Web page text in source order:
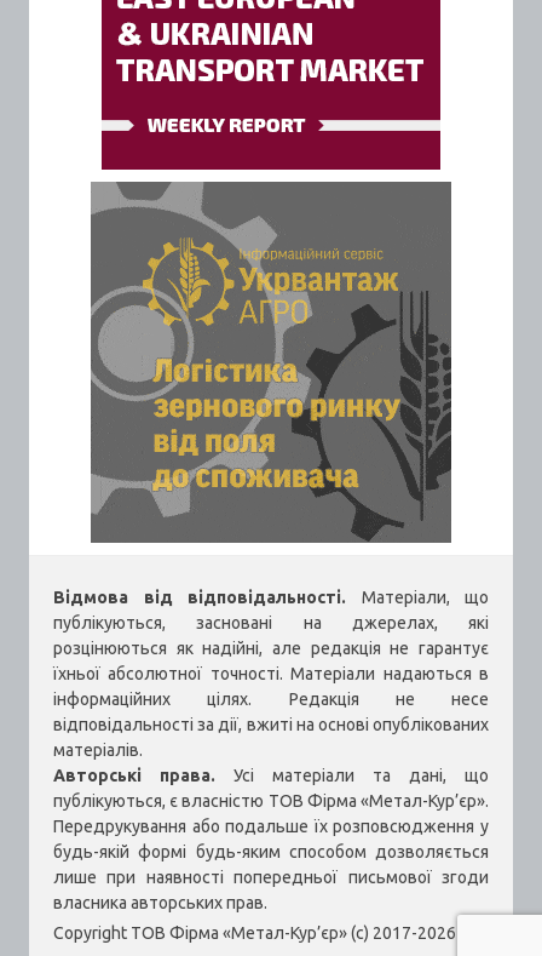
Відмова від відповідальності. Матеріали, що
публікуються, засновані на джерелах, які
розцінюються як надійні, але редакція не гарантує
їхньої абсолютної точності. Матеріали надаються в
інформаційних цілях. Редакція не несе
відповідальності за дії, вжиті на основі опублікованих
матеріалів.
Авторські права. Усі матеріали та дані, що
публікуються, є власністю ТОВ Фірма «Метал-Кур’єр».
Передрукування або подальше їх розповсюдження у
будь-якій формі будь-яким способом дозволяється
лише при наявності попередньої письмової згоди
власника авторських прав.
Copyright ТОВ Фірма «Метал-Кур’єр» (c) 2017-2026